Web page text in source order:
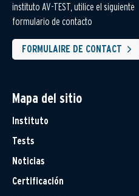
instituto AV-TEST, utilice el siguiente
formulario de contacto
FORMULAIRE DE CONTACT
Mapa del sitio
Instituto
Tests
Noticias
Certificación